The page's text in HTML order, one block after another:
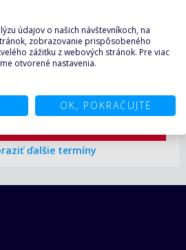
Antarktida, Zámořské území
Británie, Uruguaj
Aires, Argentína
02.01.2027 – 16.01.2027
ďalšie termíny
údajov o našich návštevníkoch, na
zobrazovanie prispôsobeného
zážitku z webových stránok. Pre viac
otvorené nastavenia.
OK, POKRAČUJTE